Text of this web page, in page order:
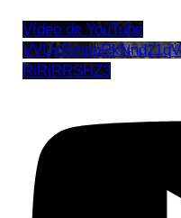
Vídeo de YouTube
RiRjRRSHZ3